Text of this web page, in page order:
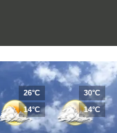
26°C
14°C
30°C
14°C